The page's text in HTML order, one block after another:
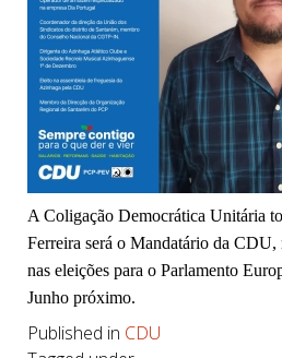
A Coligação Democrática Unitária
Ferreira será o Mandatário da CDU,
nas eleições para o Parlamento
Junho próximo.
Published in CDU